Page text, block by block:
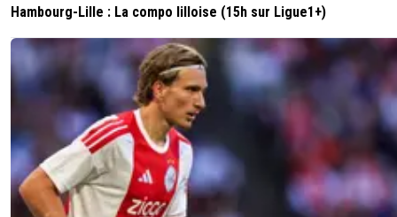
Hambourg-Lille : La compo lilloise (15h sur Ligue1+)